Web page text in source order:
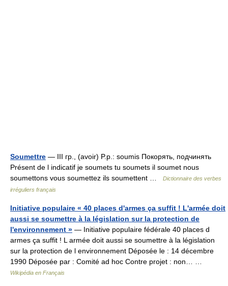
Soumettre — III гр., (avoir) P.p.: soumis Покорять, подчинять
Présent de l indicatif je soumets tu soumets il soumet nous
soumettons vous soumettez ils soumettent …
Dictionnaire des verbes
irréguliers français
Initiative populaire « 40 places d'armes ça suffit ! L'armée doit
aussi se soumettre à la législation sur la protection de
l'environnement » — Initiative populaire fédérale 40 places d
armes ça suffit ! L armée doit aussi se soumettre à la législation
sur la protection de l environnement Déposée le : 14 décembre
1990 Déposée par : Comité ad hoc Contre projet : non… …
Wikipédia en Français